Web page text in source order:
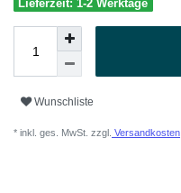
Lieferzeit: 1-2 Werktage
Wunschliste
* inkl. ges. MwSt. zzgl. Versandkosten